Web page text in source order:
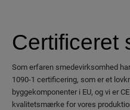
Certificeret
Som erfaren smedevirksomhed
1090-1 certificering, som er et
byggekomponenter i EU, og vi er
kvalitetsmærke for vores